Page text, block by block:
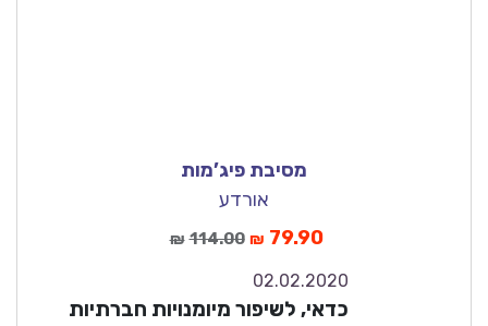
מסיבת פיג’מות
אורדע
₪ 114.00 ₪ 79.90
02.02.2020
כדאי, לשיפור מיומנויות חברתיות